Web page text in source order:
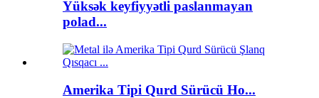
Yüksək keyfiyyətli paslanmayan
polad...
Amerika Tipi Qurd Sürücü Ho...